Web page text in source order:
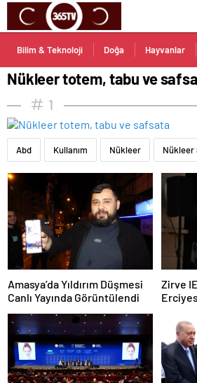
Bilim & Teknoloji Doğa Hayvanlar
Nükleer totem, tabu ve
1
Abd Kullanım Nükleer Nükleer
Amasya’da Yıldırım Düşmesi
Canlı Yayında Görüntülendi
Zirve